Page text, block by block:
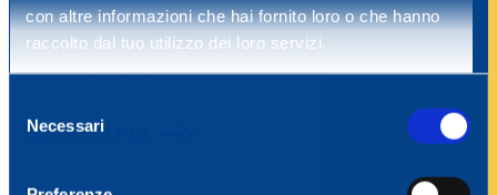
con altre informazioni che hai fornito loro o che hanno
raccolto dal tuo utilizzo dei loro servizi.
delNecessari
RADIO TV
SCOPRI DI PIÙ